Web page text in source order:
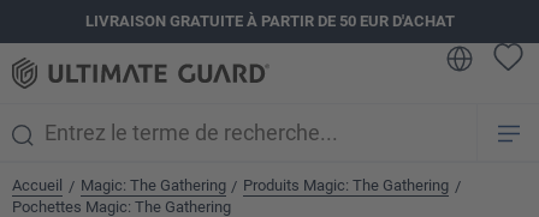
principalLIVRAISON GRATUITE À PARTIR DE 50 EUR D'ACHAT
Accueil / Magic: The Gathering / Produits Magic: The Gathering /
Pochettes Magic: The Gathering